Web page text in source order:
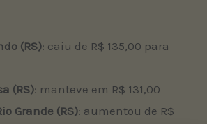
(RS): caiu de R$ 135,00 para
(RS): manteve em R$ 131,00
Grande (RS): aumentou de R$